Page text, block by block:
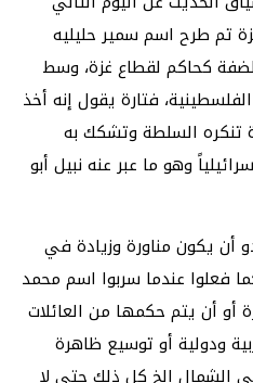
تم طرح اسم سمير حليليه
كحاكم لقطاع غزة، وسط
فتارة يقول إنه أخذ
تنكره السلطة وتشكك به
وهو ما عبر عنه نبيل أبو
أن يكون مناورة وزيادة في
فعلوا عندما سربوا اسم محمد
أو أن يتم حكمها من العائلات
ودولية أو توسيع ظاهرة
الشمال الخ كل ذلك حتى لا